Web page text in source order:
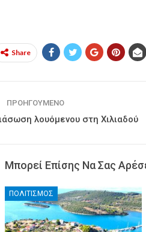
Share
ΠΡΟΗΓΟΎΜΕΝΟ
λουόμενου στη Χιλιαδού
Μπορεί Επίσης Να Σας
ΠΟΛΙΤΙΣΜΟΣ